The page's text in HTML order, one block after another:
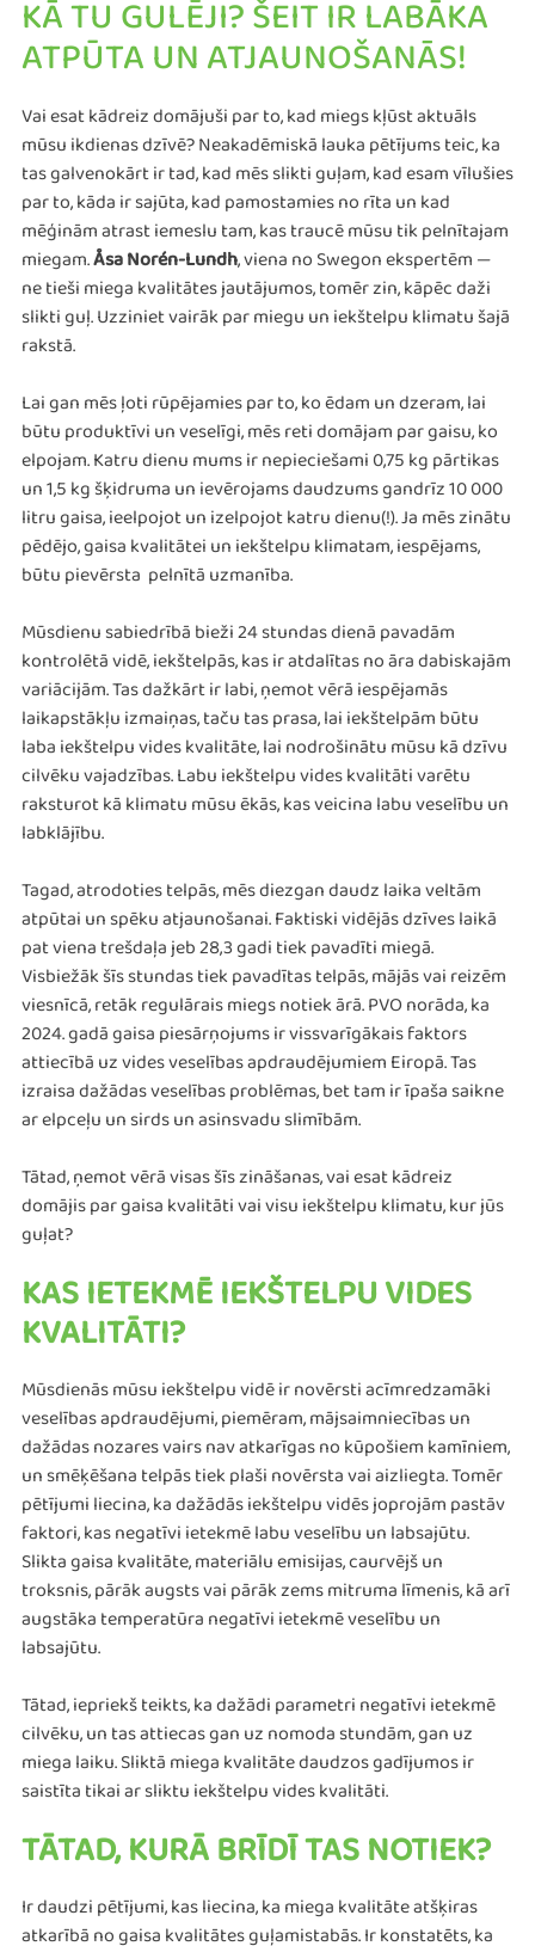
KĀ TU GULĒJI? ŠEIT IR LABĀKA
ATPŪTA UN ATJAUNOŠANĀS!
Vai esat kādreiz domājuši par to, kad miegs kļūst aktuāls
mūsu ikdienas dzīvē? Neakadēmiskā lauka pētījums teic, ka
tas galvenokārt ir tad, kad mēs slikti guļam, kad esam vīlušies
par to, kāda ir sajūta, kad pamostamies no rīta un kad
mēģinām atrast iemeslu tam, kas traucē mūsu tik pelnītajam
miegam.Åsa Norén-Lundh, viena no Swegon ekspertēm —
ne tieši miega kvalitātes jautājumos, tomēr zin, kāpēc daži
slikti guļ. Uzziniet vairāk par miegu un iekštelpu klimatu šajā
rakstā.
Lai gan mēs ļoti rūpējamies par to, ko ēdam un dzeram, lai
būtu produktīvi un veselīgi, mēs reti domājam par gaisu, ko
elpojam. Katru dienu mums ir nepieciešami 0,75 kg pārtikas
un 1,5 kg šķidruma un ievērojams daudzums gandrīz 10 000
litru gaisa, ieelpojot un izelpojot katru dienu(!). Ja mēs zinātu
pēdējo, gaisa kvalitātei un iekštelpu klimatam, iespējams,
būtu pievērsta pelnītā uzmanība.
Mūsdienu sabiedrībā bieži 24 stundas dienā pavadām
kontrolētā vidē, iekštelpās, kas ir atdalītas no āra dabiskajām
variācijām. Tas dažkārt ir labi, ņemot vērā iespējamās
laikapstākļu izmaiņas, taču tas prasa, lai iekštelpām būtu
laba iekštelpu vides kvalitāte, lai nodrošinātu mūsu kā dzīvu
cilvēku vajadzības. Labu iekštelpu vides kvalitāti varētu
raksturot kā klimatu mūsu ēkās, kas veicina labu veselību un
labklājību.
Tagad, atrodoties telpās, mēs diezgan daudz laika veltām
atpūtai un spēku atjaunošanai. Faktiski vidējās dzīves laikā
pat viena trešdaļa jeb 28,3 gadi tiek pavadīti miegā.
Visbiežāk šīs stundas tiek pavadītas telpās, mājās vai reizēm
viesnīcā, retāk regulārais miegs notiek ārā. PVO norāda, ka
2024. gadā gaisa piesārņojums ir vissvarīgākais faktors
attiecībā uz vides veselības apdraudējumiem Eiropā. Tas
izraisa dažādas veselības problēmas, bet tam ir īpaša saikne
ar elpceļu un sirds un asinsvadu slimībām.
Tātad, ņemot vērā visas šīs zināšanas, vai esat kādreiz
domājis par gaisa kvalitāti vai visu iekštelpu klimatu, kur jūs
guļat?
KAS IETEKMĒ IEKŠTELPU VIDES
KVALITĀTI?
Mūsdienās mūsu iekštelpu vidē ir novērsti acīmredzamāki
veselības apdraudējumi, piemēram, mājsaimniecības un
dažādas nozares vairs nav atkarīgas no kūpošiem kamīniem,
un smēķēšana telpās tiek plaši novērsta vai aizliegta. Tomēr
pētījumi liecina, ka dažādās iekštelpu vidēs joprojām pastāv
faktori, kas negatīvi ietekmē labu veselību un labsajūtu.
Slikta gaisa kvalitāte, materiālu emisijas, caurvējš un
troksnis, pārāk augsts vai pārāk zems mitruma līmenis, kā arī
augstāka temperatūra negatīvi ietekmē veselību un
labsajūtu.
Tātad, iepriekš teikts, ka dažādi parametri negatīvi ietekmē
cilvēku, un tas attiecas gan uz nomoda stundām, gan uz
miega laiku. Sliktā miega kvalitāte daudzos gadījumos ir
saistīta tikai ar sliktu iekštelpu vides kvalitāti.
TĀTAD, KURĀ BRĪDĪ TAS NOTIEK?
Ir daudzi pētījumi, kas liecina, ka miega kvalitāte atšķiras